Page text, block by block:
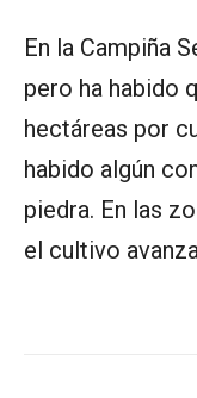
En la Campiña
pero ha habido
hectáreas por
habido algún
piedra. En las
el cultivo